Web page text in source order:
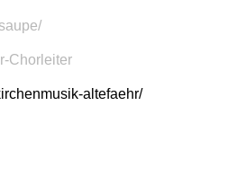
Chorleiter
altefaehr/